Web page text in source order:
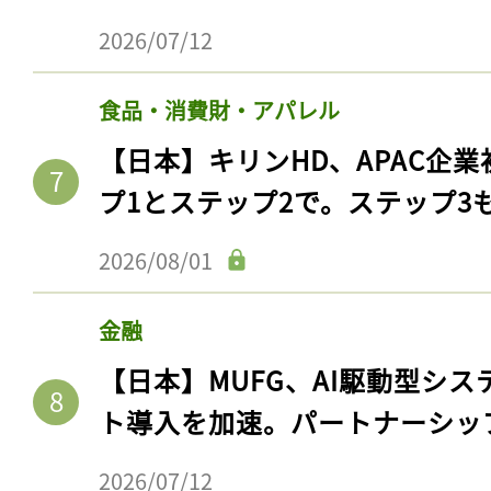
2026/07/12
食品・消費財・アパレル
【日本】キリンHD、APAC企
プ1とステップ2で。ステップ3
2026/08/01
金融
【日本】MUFG、AI駆動型シ
ト導入を加速。パートナーシ
2026/07/12